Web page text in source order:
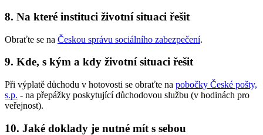
8. Na které instituci životní situaci řešit
Obraťte se na Českou správu sociálního zabezpečení.
9. Kde, s kým a kdy životní situaci řešit
Při výplatě důchodu v hotovosti se obraťte na pobočky České pošty,
s.p. - na přepážky poskytující důchodovou službu (v hodinách pro
veřejnost).
10. Jaké doklady je nutné mít s sebou